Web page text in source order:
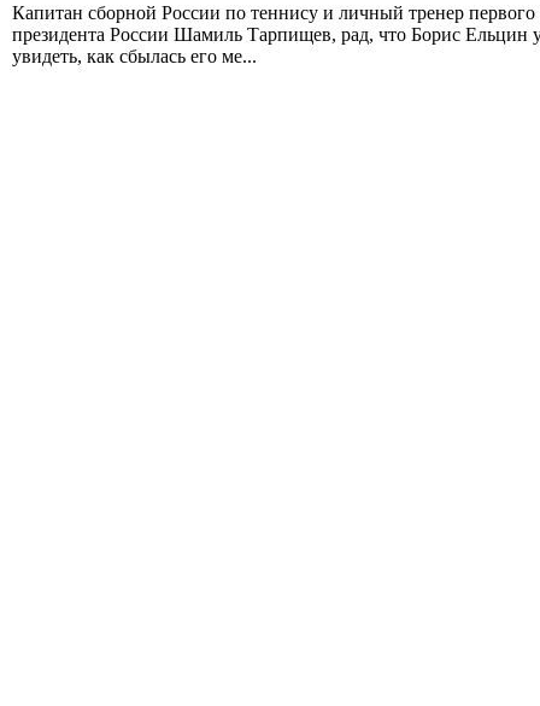
Капитан сборной России по теннису и личный тренер первого
президента России Шамиль Тарпищев, рад, что Борис Ельцин
увидеть, как сбылась его ме...